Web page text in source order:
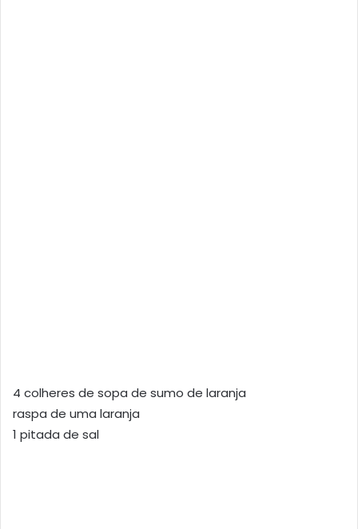
4 colheres de sopa de sumo de laranja
raspa de uma laranja
1 pitada de sal